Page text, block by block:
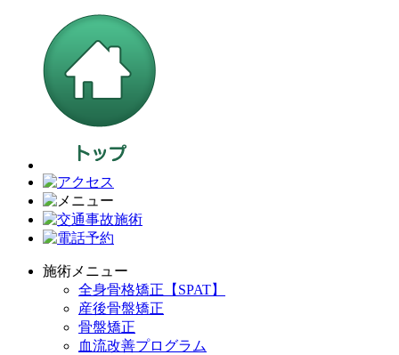
施術メニュー
全身骨格矯正【SPAT】
産後骨盤矯正
骨盤矯正
血流改善プログラム